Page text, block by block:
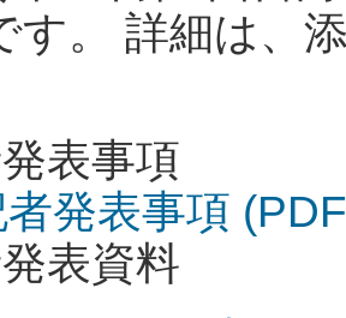
す。 詳細は、
表事項
発表事項
表資料